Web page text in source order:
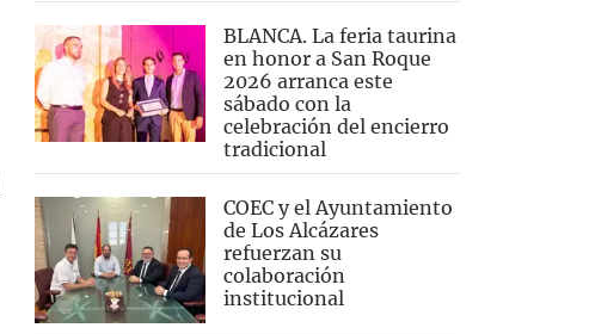
BLANCA. La feria taurina
en honor a San Roque
2026 arranca este
sábado con la
celebración del encierro
tradicional
COEC y el Ayuntamiento
de Los Alcázares
refuerzan su
colaboración
institucional